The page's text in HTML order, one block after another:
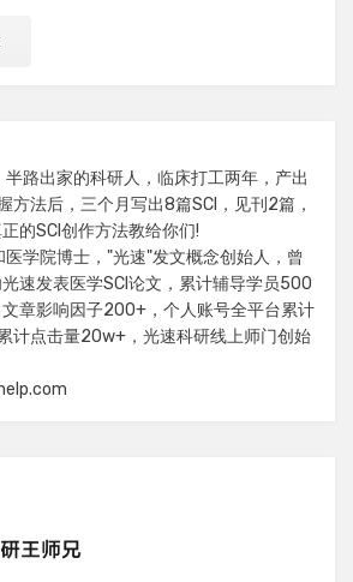
路出家的科研人，临床打工两年，产出
方法后，三个月写出8篇SCI，见刊2篇，
的SCI创作方法教给你们!
学院博士，"光速"发文概念创始人，曾
速发表医学SCI论文，累计辅导学员500
章影响因子200+，个人账号全平台累计
计点击量20w+，光速科研线上师门创始